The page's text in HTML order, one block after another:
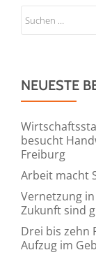
NEUESTE
besucht
Freiburg
Arbeit macht
Vernetzung
Zukunft sind
Drei bis zehn
Aufzug im